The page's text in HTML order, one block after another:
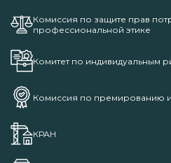
Комиссия по защите прав
профессиональной этике
Комитет по индивидуальным
Комиссия по премированию
КРАН